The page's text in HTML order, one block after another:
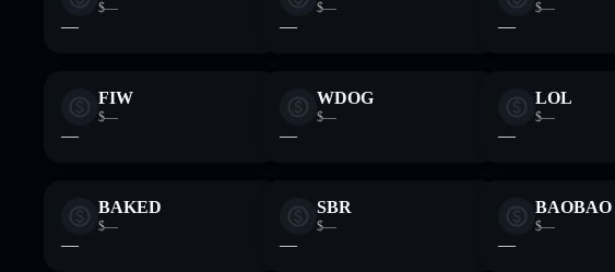
$—
—
$—
—
$—
—
FIW
$—
—
WDOG
$—
—
LOL
$—
—
BAKED
$—
—
SBR
$—
—
BAOBAO
$—
—